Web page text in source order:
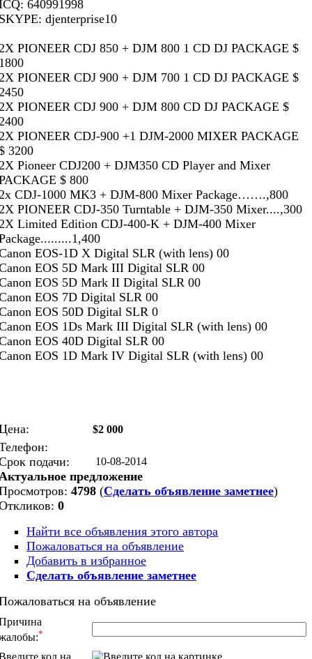
640991998
djenterprise10
PIONEER CDJ 850 + DJM 800 1 CD DJ PACKAGE $
PIONEER CDJ 900 + DJM 700 1 CD DJ PACKAGE $
PIONEER CDJ 900 + DJM 800 CD DJ PACKAGE $
PIONEER CDJ-900 +1 DJM-2000 MIXER PACKAGE
3200
Pioneer CDJ200 + DJM350 CD Player and Mixer
$ 800
CDJ-1000 MK3 + DJM-800 Mixer Package…….,800
PIONEER CDJ-350 Turntable + DJM-350 Mixer....,300
Limited Edition CDJ-400-K + DJM-400 Mixer
EOS-1D X Digital SLR (with lens) 00
EOS 5D Mark III Digital SLR 00
EOS 5D Mark II Digital SLR 00
EOS 7D Digital SLR 00
EOS 50D Digital SLR 0
EOS 1Ds Mark III Digital SLR (with lens) 00
EOS 40D Digital SLR 00
EOS 1D Mark IV Digital SLR (with lens) 00
$2 000
подачи:
10-08-2014
предложение
4798 (Сделать объявление заметнее)
0
Найти все объявления этого автора
Пожаловаться на объявление
Добавить в избранное
Сделать объявление заметнее
на объявление
*
код на